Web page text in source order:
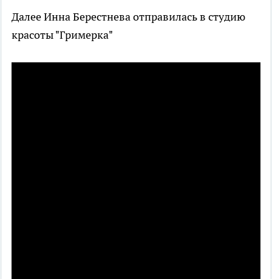
Далее Инна Берестнева отправилась в студию
красоты "Гримерка"